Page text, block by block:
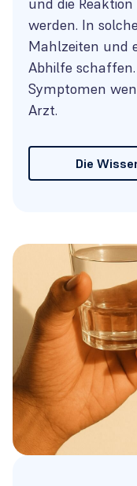
werden. In
Mahlzeiten und
Abhilfe
Symptomen
Arzt.
Die